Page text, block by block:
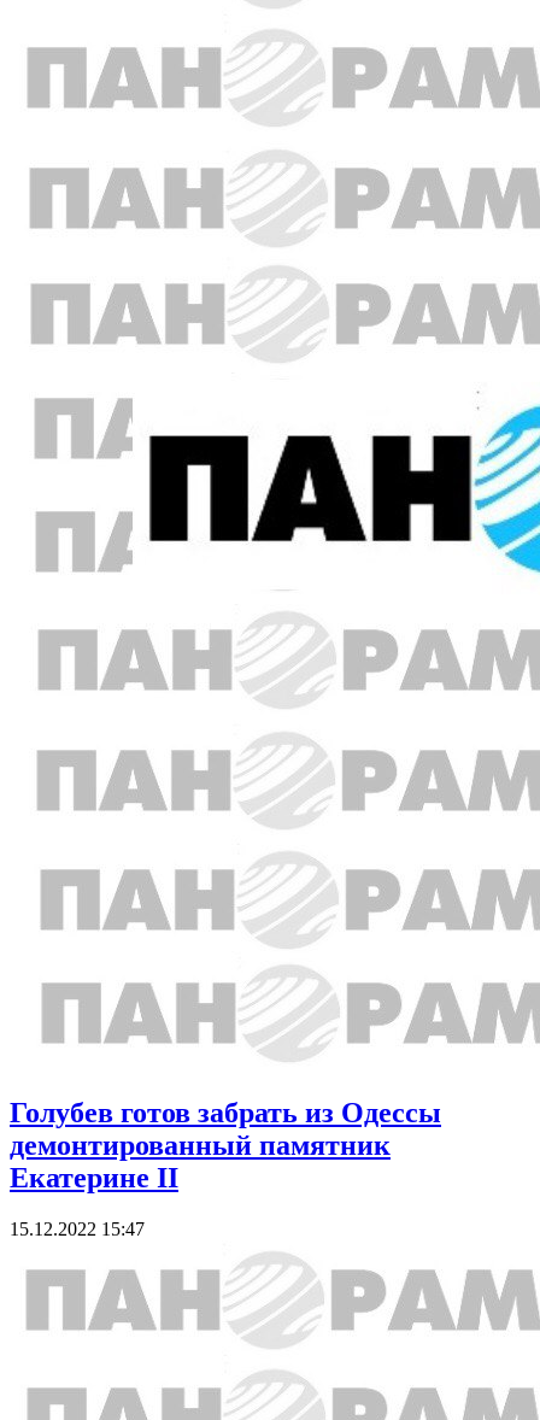
Голубев готов забрать из Одессы
демонтированный памятник
Екатерине II
15.12.2022 15:47